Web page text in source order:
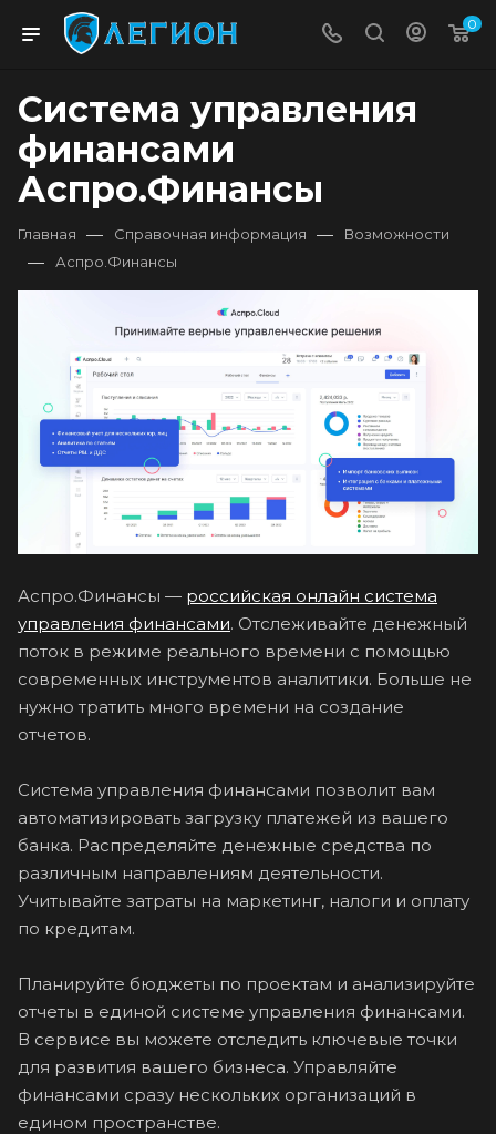
0
Система управления
финансами
Аспро.Финансы
Главная — Справочная информация — Возможности
— Аспро.Финансы
Аспро.Финансы — российская онлайн система
управления финансами. Отслеживайте денежный
поток в режиме реального времени с помощью
современных инструментов аналитики. Больше не
нужно тратить много времени на создание
отчетов.
Система управления финансами позволит вам
автоматизировать загрузку платежей из вашего
банка. Распределяйте денежные средства по
различным направлениям деятельности.
Учитывайте затраты на маркетинг, налоги и оплату
по кредитам.
Планируйте бюджеты по проектам и анализируйте
отчеты в единой системе управления финансами.
В сервисе вы можете отследить ключевые точки
для развития вашего бизнеса. Управляйте
финансами сразу нескольких организаций в
едином пространстве.